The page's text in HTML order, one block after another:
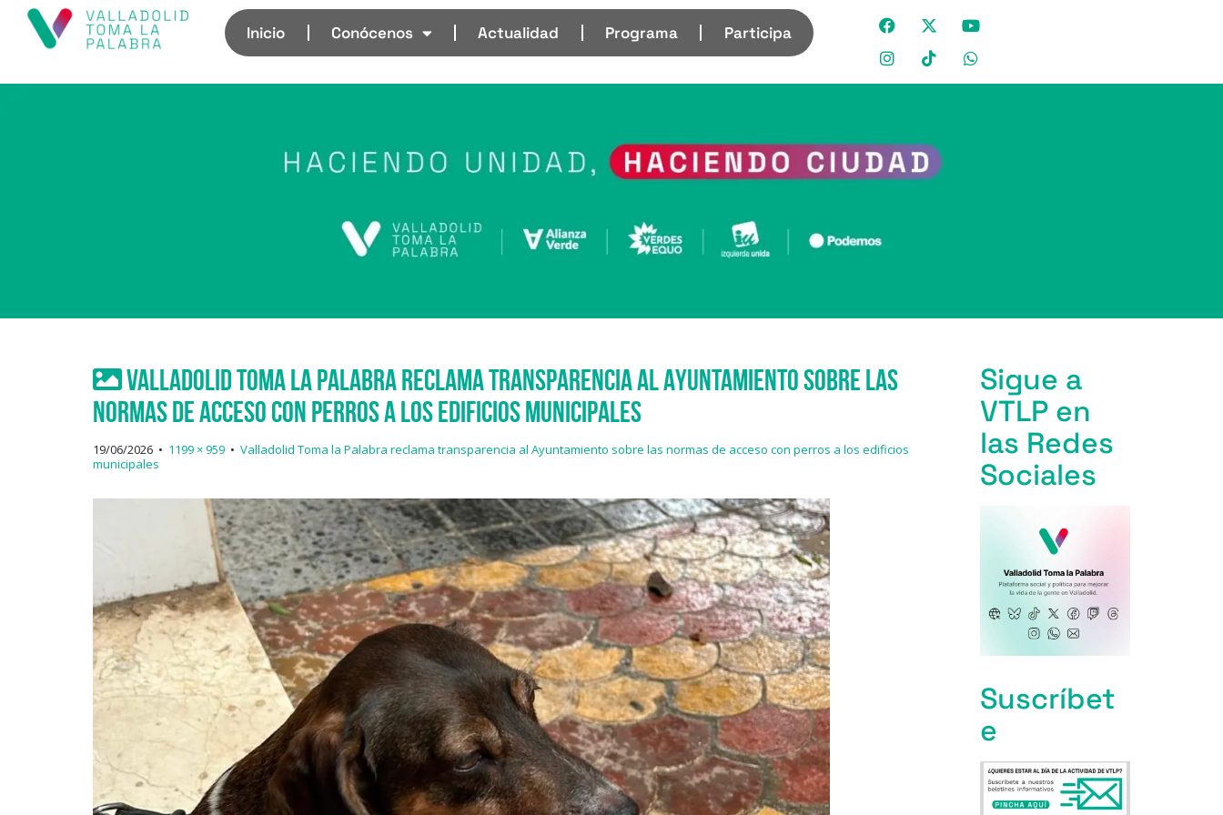
Inicio Conócenos Actualidad Programa Participa
Valladolid Toma la Palabra reclama transparencia al Ayuntamiento sobre las
normas de acceso con perros a los edificios municipales
19/06/2026 • 1199 × 959 • Valladolid Toma la Palabra reclama transparencia al Ayuntamiento sobre las normas de acceso con perros a los edificios
municipales
Sigue a
VTLP en
las Redes
Sociales
Suscríbet
e